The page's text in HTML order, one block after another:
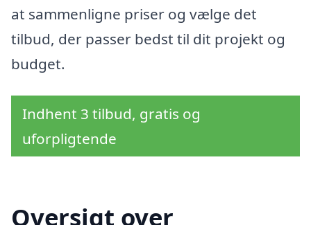
at sammenligne priser og vælge det
tilbud, der passer bedst til dit projekt og
budget.
Indhent 3 tilbud, gratis og
uforpligtende
Oversigt over